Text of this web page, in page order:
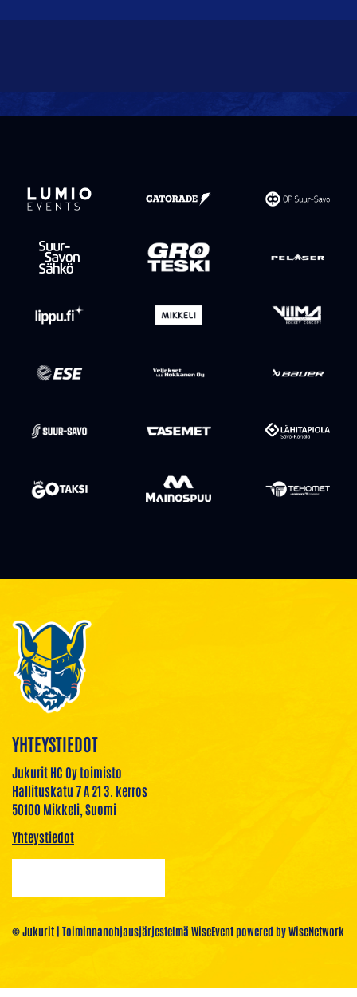
YHTEYSTIEDOT
Jukurit HC Oy toimisto
Hallituskatu 7 A 21 3. kerros
50100 Mikkeli, Suomi
Yhteystiedot
© Jukurit | Toiminnanohjausjärjestelmä WiseEventpowered byWiseNetwork